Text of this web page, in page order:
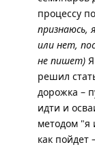
процессу
признаюсь,
или нет,
не пишет)
решил
дорожка –
идти и
методом "я
как